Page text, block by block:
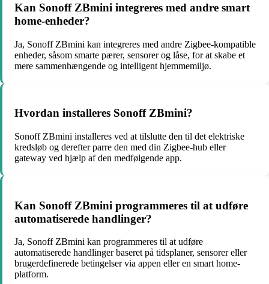
Kan Sonoff ZBmini integreres med andre smart
home-enheder?
Ja, Sonoff ZBmini kan integreres med andre Zigbee-kompatible
enheder, såsom smarte pærer, sensorer og låse, for at skabe et
mere sammenhængende og intelligent hjemmemiljø.
Hvordan installeres Sonoff ZBmini?
Sonoff ZBmini installeres ved at tilslutte den til det elektriske
kredsløb og derefter parre den med din Zigbee-hub eller
gateway ved hjælp af den medfølgende app.
Kan Sonoff ZBmini programmeres til at udføre
automatiserede handlinger?
Ja, Sonoff ZBmini kan programmeres til at udføre
automatiserede handlinger baseret på tidsplaner, sensorer eller
brugerdefinerede betingelser via appen eller en smart home-
platform.